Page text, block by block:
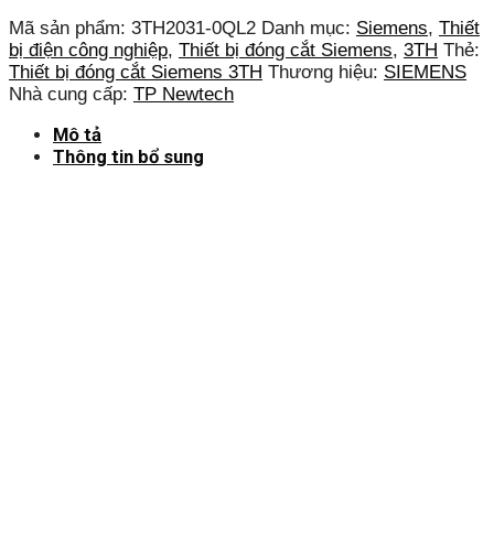
Mã sản phẩm: 3TH2031-0QL2 Danh mục: Siemens, Thiết
bị điện công nghiệp, Thiết bị đóng cắt Siemens, 3TH Thẻ:
Thiết bị đóng cắt Siemens 3TH Thương hiệu: SIEMENS
Nhà cung cấp: TP Newtech
Mô tả
Thông tin bổ sung